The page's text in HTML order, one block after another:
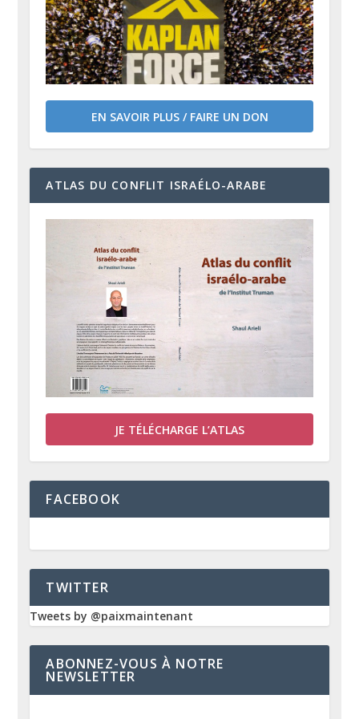
EN SAVOIR PLUS / FAIRE UN DON
ATLAS DU CONFLIT ISRAÉLO-ARABE
JE TÉLÉCHARGE L’ATLAS
FACEBOOK
TWITTER
Tweets by @paixmaintenant
ABONNEZ-VOUS À NOTRE
NEWSLETTER